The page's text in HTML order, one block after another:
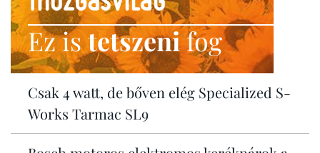
Ez istetszenifog
Csak 4 watt, de bőven elég Specialized S-
Works Tarmac SL9